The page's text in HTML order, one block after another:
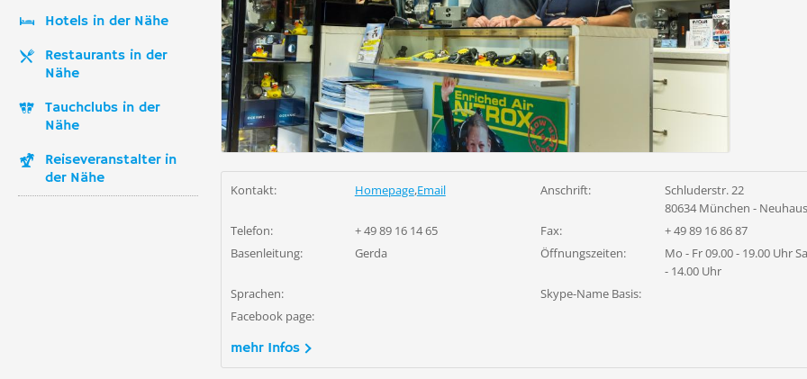
Hotels in der Nähe
Restaurants in der
Nähe
Tauchclubs in der
Nähe
Reiseveranstalter in
der Nähe
Kontakt: Homepage,Email Anschrift:
Schluderstr. 22
80634 München -
Telefon:
+ 49 89 16 14 65 Fax:
+ 49 89 16 86 87
Basenleitung:
Gerda Öffnungszeiten:
Mo - Fr 09.00 - 19.00 Uhr
- 14.00 Uhr
Sprachen:
Skype-Name Basis:
Facebook page:
mehr Infos